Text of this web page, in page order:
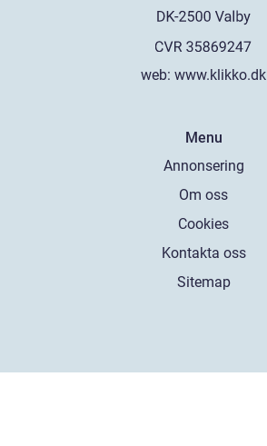
web: www.klikko.dk
Menu
Annonsering
Om oss
Cookies
Kontakta oss
Sitemap